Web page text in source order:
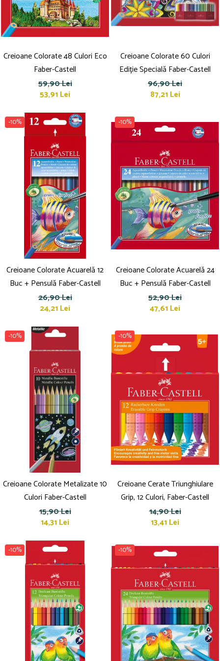
Plastilină
Tempera și Guașe
Tăiere și lipire
Foarfeci
Creioane Colorate 48 Culori Eco
Faber-Castell
59,90 Lei
53,91 Lei
Creioane Colorate 60 Culori
Ediție Specială Faber-Castell
96,90 Lei
87,21 Lei
-10%
Creioane Colorate Acuarelă 12
Buc + Pensulă Faber-Castell
26,90 Lei
24,21 Lei
-10%
Creioane Colorate Acuarelă 24
Buc + Pensulă Faber-Castell
52,90 Lei
47,61 Lei
-10%
Creioane Colorate Metalizate 10
Culori Faber-Castell
15,90 Lei
14,31 Lei
-10%
Creioane Cerate Triunghiulare
Grip, 12 Culori, Faber-Castell
14,90 Lei
13,41 Lei
-10% -10%